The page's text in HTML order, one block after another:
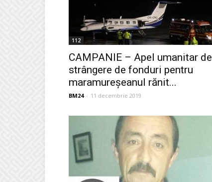
112
CAMPANIE – Apel umanitar de
strângere de fonduri pentru
maramureșeanul rănit...
BM24 - 11 decembrie 2019